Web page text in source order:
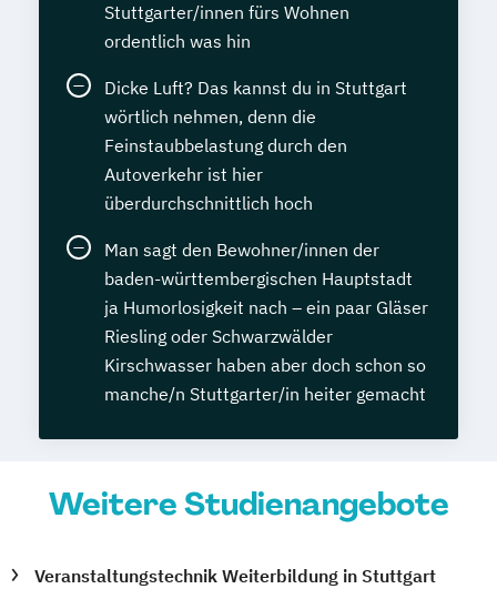
Stuttgarter/innen fürs Wohnen
ordentlich was hin
Dicke Luft? Das kannst du in Stuttgart
wörtlich nehmen, denn die
Feinstaubbelastung durch den
Autoverkehr ist hier
überdurchschnittlich hoch
Man sagt den Bewohner/innen der
baden-württembergischen Hauptstadt
ja Humorlosigkeit nach – ein paar Gläser
Riesling oder Schwarzwälder
Kirschwasser haben aber doch schon so
manche/n Stuttgarter/in heiter gemacht
Weitere Studienangebote
Veranstaltungstechnik Weiterbildung in Stuttgart